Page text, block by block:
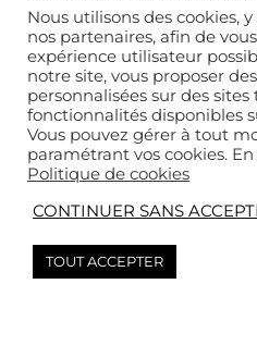
Les occasions pour déguster du
Pour les
Copyright 2022 © tous droits
Nous utilisons des cookies,
nos partenaires, afin de
expérience utilisateur
notre site, vous proposer
personnalisées sur des
fonctionnalités disponibles
Vous pouvez gérer à tout
paramétrant vos cookies.
Politique de cookies
CONTINUER SANS
TOUT ACCEPTER